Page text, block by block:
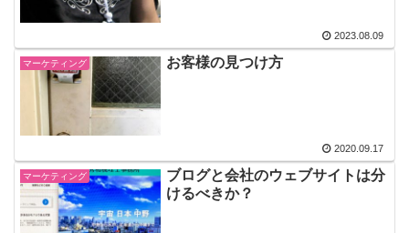
2023.08.09
マーケティング お客様の見つけ方
2020.09.17
マーケティング
ブログと会社のウェブサイトは分
けるべきか？